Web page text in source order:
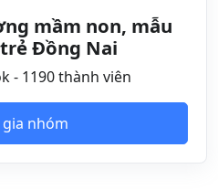
mầm non, mẫu
Đồng Nai
- 1190 thành viên
nhóm